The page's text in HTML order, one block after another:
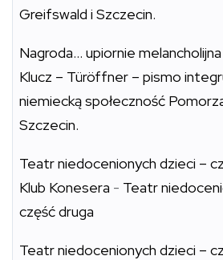
Greifswald i Szczecin.
Nagroda… upiornie
Klucz – Türöffner – pismo
niemiecką społeczność
Szczecin.
Teatr niedocenionych dzieci –
Klub Konesera - Teatr
część druga
Teatr niedocenionych dzieci –